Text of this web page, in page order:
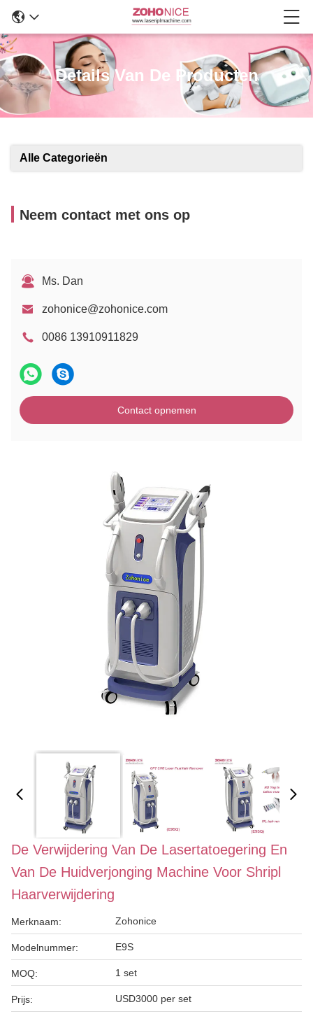
Details Van De Producten
Alle Categorieën
Neem contact met ons op
Ms. Dan
zohonice@zohonice.com
0086 13910911829
Contact opnemen
De Verwijdering Van De Lasertatoegering En
Van De Huidverjonging Machine Voor Shripl
Haarverwijdering
Merknaam: Zohonice
Modelnummer: E9S
MOQ: 1 set
Prijs: USD3000 per set